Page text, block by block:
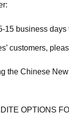
15 business
customers,
the Chinese
OPTIONS